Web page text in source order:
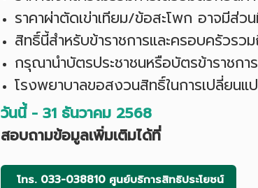
ราคาผ่าตัดเข่าเทียม/ข้อสะโพก อาจมีส่
สิทธิ์นี้สำหรับข้าราชการและครอบครัวร
กรุณานำบัตรประชาชนหรือบัตรข้าราชกา
โรงพยาบาลขอสงวนสิทธิ์ในการเปลี่ยน
วันนี้ - 31 ธันวาคม 2568
สอบถามข้อมูลเพิ่มเติมได้ที่
โทร. 033-038810 ศูนย์บริการสิทธิประโยชน์